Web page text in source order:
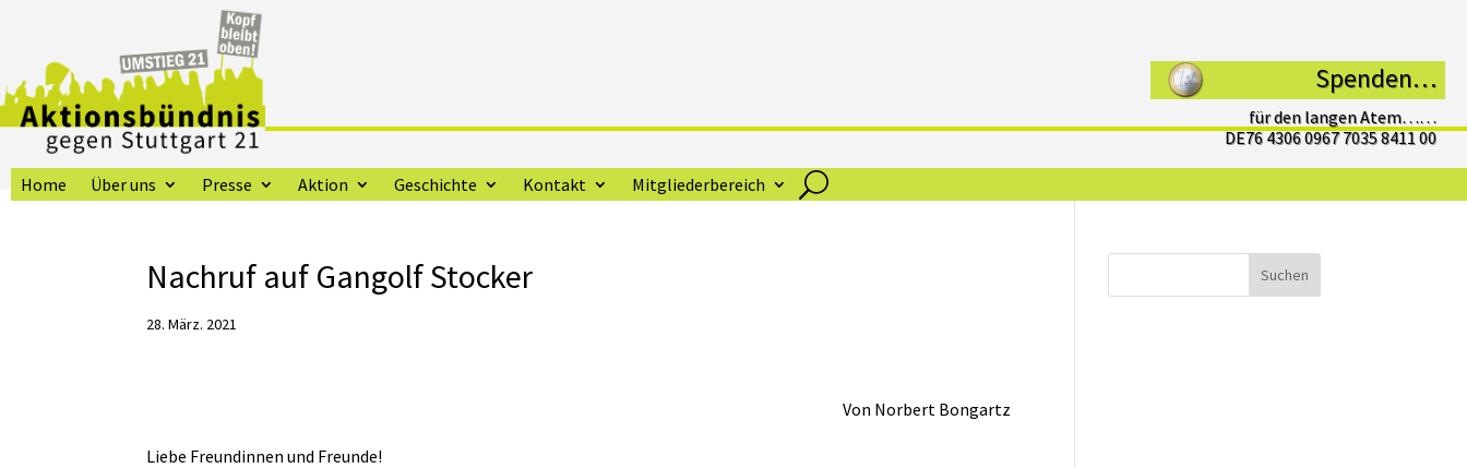
Spenden…
für den langen Atem……
DE76 4306 0967 7035 8411 00
Home Über uns Presse Aktion Geschichte Kontakt Mitgliederbereich
Nachruf auf Gangolf Stocker
28. März. 2021
Von Norbert Bongartz
Liebe Freundinnen und Freunde!
Suchen